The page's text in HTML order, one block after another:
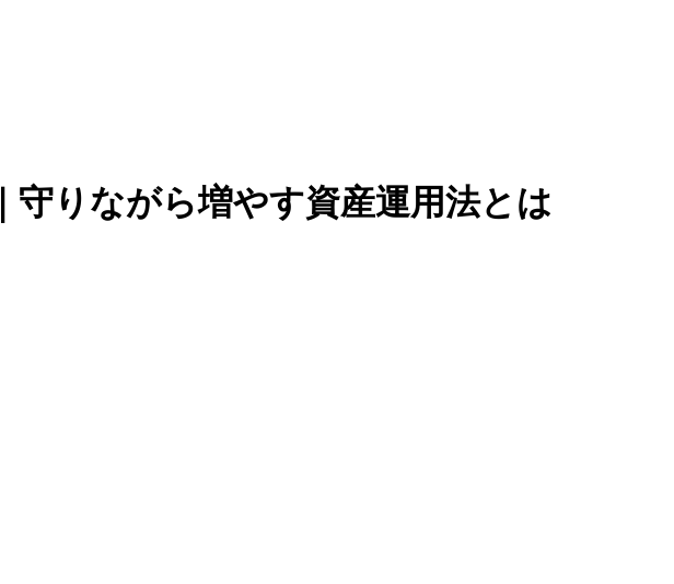
守りながら増やす資産運用法とは